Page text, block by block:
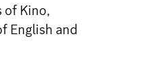
of Kino,
English and